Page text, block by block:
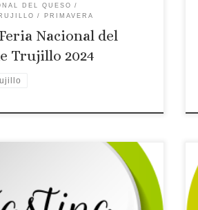
DEL QUESO
PRIMAVERA
Nacional del
Trujillo 2024
00346
Categoría: 3 Estrellas
Comarca turística:
Localidad: ZORITA